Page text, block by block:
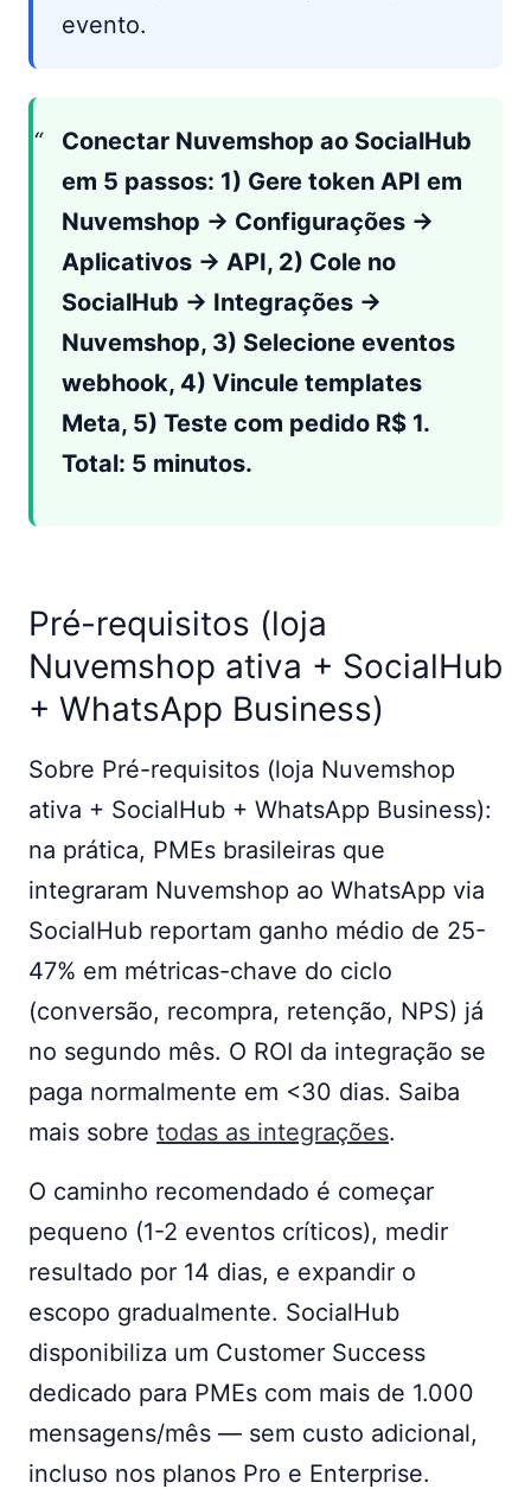
evento.
Conectar Nuvemshop ao SocialHub
em 5 passos: 1) Gere token API em
Nuvemshop → Configurações →
Aplicativos → API, 2) Cole no
SocialHub → Integrações →
Nuvemshop, 3) Selecione eventos
webhook, 4) Vincule templates
Meta, 5) Teste com pedido R$ 1.
Total: 5 minutos.
Pré-requisitos (loja
Nuvemshop ativa + SocialHub
+ WhatsApp Business)
Sobre Pré-requisitos (loja Nuvemshop
ativa + SocialHub + WhatsApp Business):
na prática, PMEs brasileiras que
integraram Nuvemshop ao WhatsApp via
SocialHub reportam ganho médio de 25-
47% em métricas-chave do ciclo
(conversão, recompra, retenção, NPS) já
no segundo mês. O ROI da integração se
paga normalmente em <30 dias. Saiba
mais sobre todas as integrações.
O caminho recomendado é começar
pequeno (1-2 eventos críticos), medir
resultado por 14 dias, e expandir o
escopo gradualmente. SocialHub
disponibiliza um Customer Success
dedicado para PMEs com mais de 1.000
mensagens/mês — sem custo adicional,
incluso nos planos Pro e Enterprise.